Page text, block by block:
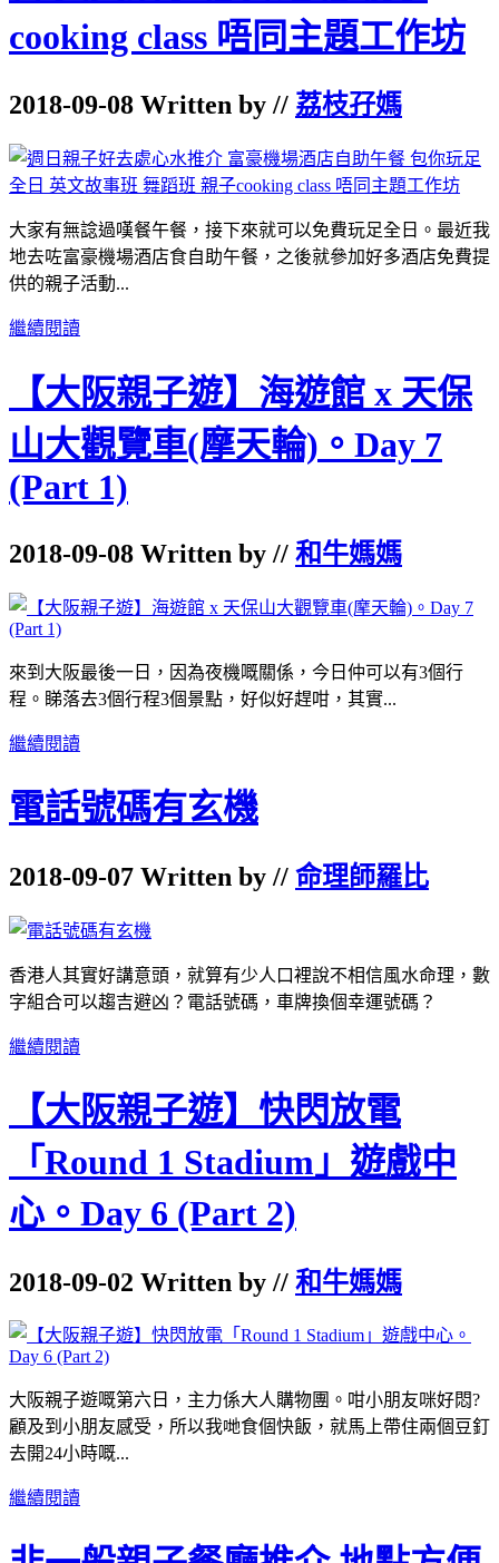
cooking class 唔同主題工作坊
2018-09-08 Written by // 荔枝孖媽
大家有無諗過嘆餐午餐，接下來就可以免費玩足全日。最近我
地去咗富豪機場酒店食自助午餐，之後就參加好多酒店免費提
供的親子活動...
繼續閱讀
【大阪親子遊】海遊館 x 天保
山大觀覽車(摩天輪)。Day 7
(Part 1)
2018-09-08 Written by // 和牛媽媽
來到大阪最後一日，因為夜機嘅關係，今日仲可以有3個行
程。睇落去3個行程3個景點，好似好趕咁，其實...
繼續閱讀
電話號碼有玄機
2018-09-07 Written by // 命理師羅比
香港人其實好講意頭，就算有少人口裡說不相信風水命理，數
字組合可以趨吉避凶？電話號碼，車牌換個幸運號碼？
繼續閱讀
【大阪親子遊】快閃放電
「Round 1 Stadium」遊戲中
心。Day 6 (Part 2)
2018-09-02 Written by // 和牛媽媽
大阪親子遊嘅第六日，主力係大人購物團。咁小朋友咪好悶?
顧及到小朋友感受，所以我哋食個快飯，就馬上帶住兩個豆釘
去開24小時嘅...
繼續閱讀